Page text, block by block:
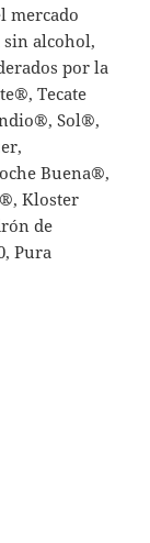
mercado
sin alcohol,
por la
Tecate
Sol®️,
Buena®️,
Kloster
de
Pura